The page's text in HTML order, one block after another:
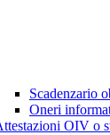
Scadenzario
Oneri
OIV o